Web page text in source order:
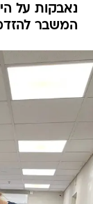
נאבקות על
המשבר